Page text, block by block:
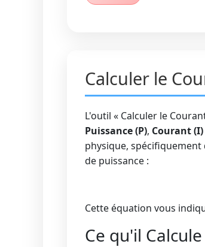
Calculer le
L'outil « Calculer le
Puissance (P), Courant (I)
physique,
de puissance :
Cette équation vous
Ce qu'il Calcule